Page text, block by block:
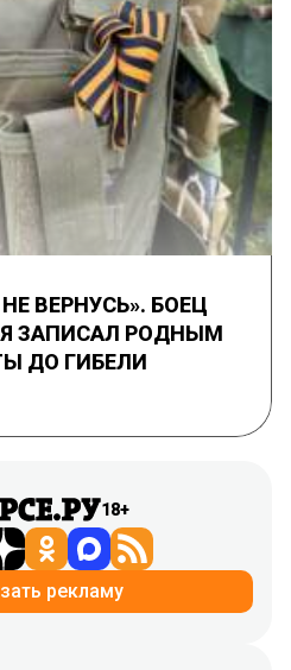
ВЕРНУСЬ». БОЕЦ
ЗАПИСАЛ РОДНЫМ
ДО ГИБЕЛИ
18+
рекламу